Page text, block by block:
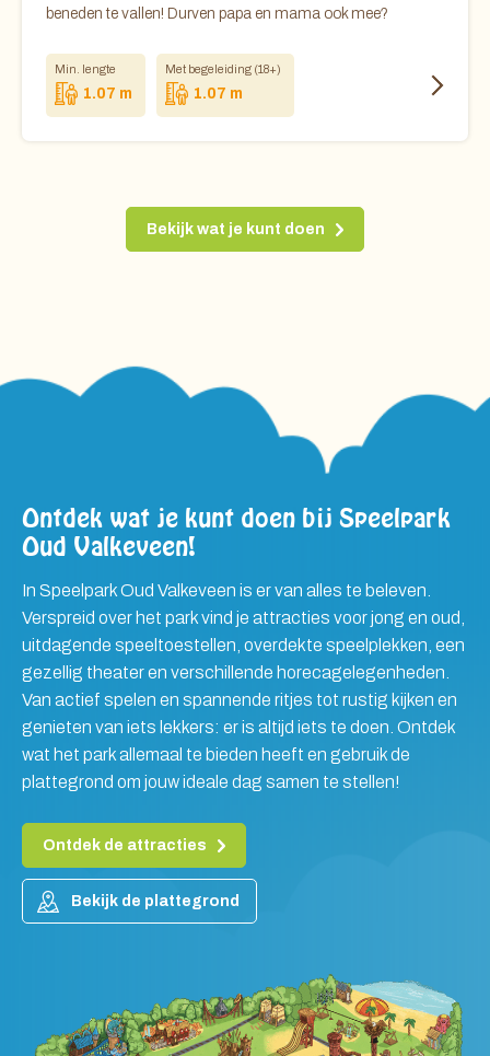
beneden te vallen! Durven papa en mama ook mee?
Min. lengte
1.07 m
Met begeleiding (18+)
1.07 m
Bekijk wat je kunt doen
Ontdek wat je kunt doen bij Speelpark
Oud Valkeveen!
In Speelpark Oud Valkeveen is er van alles te beleven.
Verspreid over het park vind je attracties voor jong en oud,
uitdagende speeltoestellen, overdekte speelplekken, een
gezellig theater en verschillende horecagelegenheden.
Van actief spelen en spannende ritjes tot rustig kijken en
genieten van iets lekkers: er is altijd iets te doen. Ontdek
wat het park allemaal te bieden heeft en gebruik de
plattegrond om jouw ideale dag samen te stellen!
Ontdek de attracties
Bekijk de plattegrond